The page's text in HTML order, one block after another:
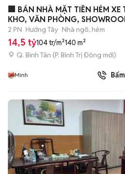
🏢 BÁN NHÀ MẶT TIỀN HẺM XE
KHO, VĂN PHÒNG,
2 PN Hướng Tây Nhà ngõ, hẻm
14,5 tỷ104 tr/m²140 m²
Q. Bình Tân (P. Bình Trị Đông mới)
Minh